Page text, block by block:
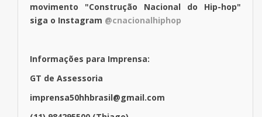
movimento "Construção Nacional do Hip-hop"
siga o Instagram @cnacionalhiphop
Informações para Imprensa:
GT de Assessoria
imprensa50hhbrasil@gmail.com